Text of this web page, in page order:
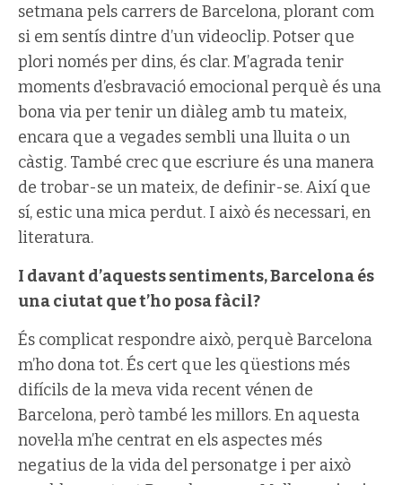
setmana pels carrers de Barcelona, plorant com
si em sentís dintre d’un videoclip. Potser que
plori només per dins, és clar. M’agrada tenir
moments d’esbravació emocional perquè és una
bona via per tenir un diàleg amb tu mateix,
encara que a vegades sembli una lluita o un
càstig. També crec que escriure és una manera
de trobar-se un mateix, de definir-se. Així que
sí, estic una mica perdut. I això és necessari, en
literatura.
I davant d’aquests sentiments, Barcelona és
una ciutat que t’ho posa fàcil?
És complicat respondre això, perquè Barcelona
m’ho dona tot. És cert que les qüestions més
difícils de la meva vida recent vénen de
Barcelona, però també les millors. En aquesta
novel·la m’he centrat en els aspectes més
negatius de la vida del personatge i per això